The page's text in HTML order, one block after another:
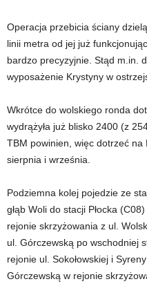
Operacja przebicia ściany
linii metra od jej już
bardzo precyzyjnie. Stąd m.in.
wyposażenie Krystyny w
Wkrótce do wolskiego ronda
wydrążyła już blisko 2400 (z
TBM powinien, więc dotrzeć na
sierpnia i września.
Podziemna kolej pojedzie ze
głąb Woli do stacji Płocka
rejonie skrzyżowania z ul.
ul. Górczewską po wschodniej
rejonie ul. Sokołowskiej i
Górczewską w rejonie